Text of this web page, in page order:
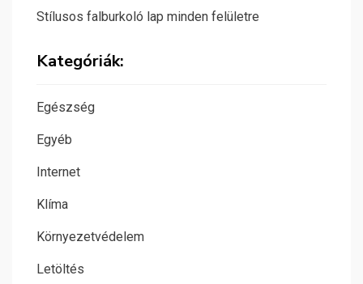
Stílusos falburkoló lap minden felületre
Kategóriák:
Egészség
Egyéb
Internet
Klíma
Környezetvédelem
Letöltés